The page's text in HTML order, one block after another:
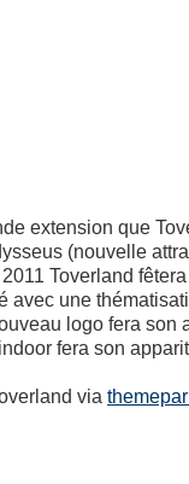
extension que
(nouvelle
Toverland
avec une
logo fera son
fera son
via